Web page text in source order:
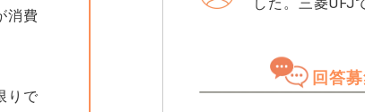
消費
りで
デメリットがあ
知りました。
せん。 ただ、
ローンはスコア
でから、急に不
・購入物件価格
頭金1000万で
回答